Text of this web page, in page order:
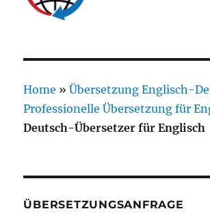
Home »Übersetzung Englisch-
Professionelle Übersetzung für
Deutsch-Übersetzer für Englisch
ÜBERSETZUNGSANFRAGE